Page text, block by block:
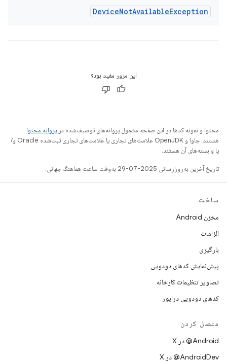
DeviceNotAvailableException
این مرور مفید بود؟
محتوا و نمونه کدها در این صفحه مشمول پروانه‌های توصیف‌شده در پروانه محتوا
هستند. جاوا و OpenJDK علامت‌های تجاری یا علامت‌های تجاری ثبت‌شده Oracle و/
یا وابسته‌های آن هستند.
تاریخ آخرین به‌روزرسانی 2025-07-29 به‌وقت ساعت هماهنگ جهانی.
ساخت
مخزن Android
الزامات
بارگیری
پیش‌نمایش کدهای دودویی
تصاویر تنظیمات کارخانه
کدهای دودویی درایور
متصل کردن
‫‎@Android در X
‫‎@AndroidDev در X